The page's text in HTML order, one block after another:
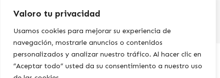
Valoro tu privacidad
Usamos cookies para mejorar su experiencia de
navegación, mostrarle anuncios o contenidos
personalizados y analizar nuestro tráfico. Al hacer clic en
“Aceptar todo” usted da su consentimiento a nuestro uso